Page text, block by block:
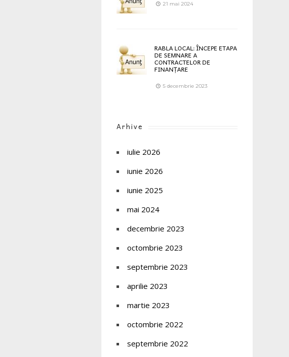
21 mai 2024
RABLA LOCAL: ÎNCEPE ETAPA
DE SEMNARE A
CONTRACTELOR DE
FINANȚARE
5 decembrie 2023
Arhive
iulie 2026
iunie 2026
iunie 2025
mai 2024
decembrie 2023
octombrie 2023
septembrie 2023
aprilie 2023
martie 2023
octombrie 2022
septembrie 2022